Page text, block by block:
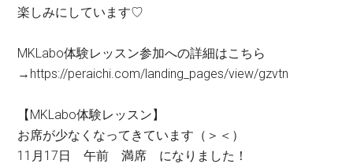
楽しみにしています♡
MKLabo体験レッスン参加への詳細はこちら
→https://peraichi.com/landing_pages/view/gzvtn
【MKLabo体験レッスン】
お席が少なくなってきています（＞＜）
11月17日 午前 満席 になりました！